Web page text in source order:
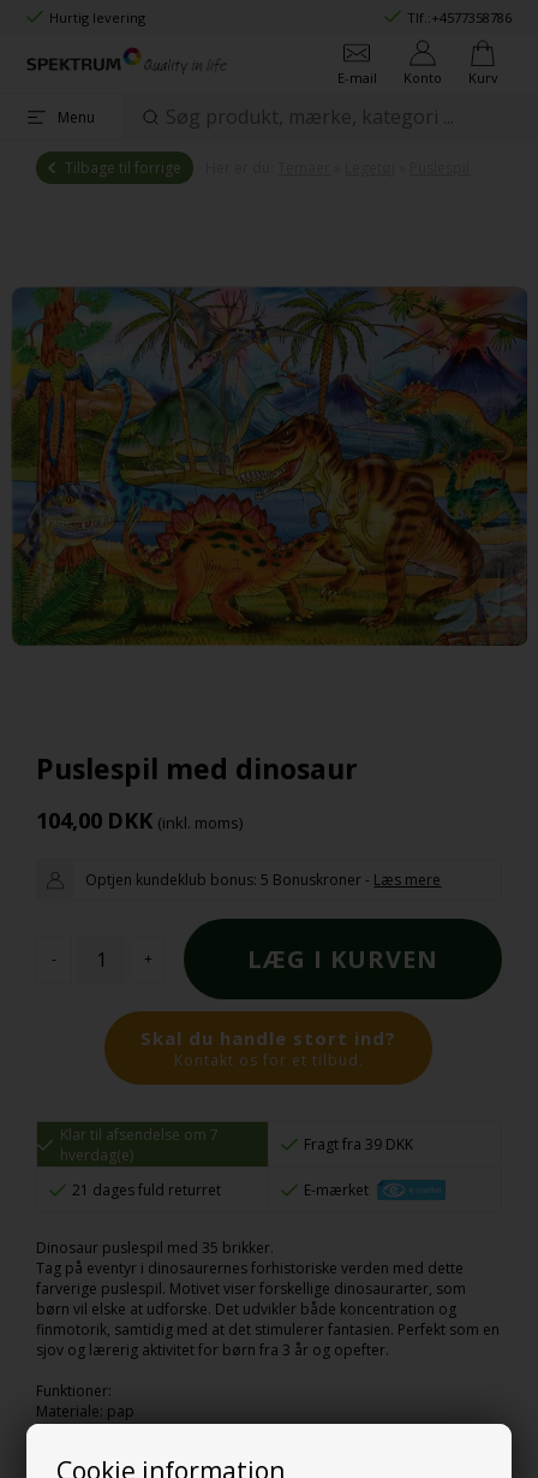
Cookie information
Hurtig levering Tlf.:+4577358786
E-mail Konto Kurv
Menu
Tilbage til forrige
Puslespil med dinosaur
104,00 DKK (inkl. moms)
Optjen kundeklub bonus: 5 Bonuskroner - Læs mere
- +
Skal du handle stort ind?
Kontakt os for et tilbud.
Klar til afsendelse om 7
hverdag(e)
Fragt fra 39 DKK
21 dages fuld returret E-mærket
Dinosaur puslespil med 35 brikker.
Tag på eventyr i dinosaurernes forhistoriske verden med dette
farverige puslespil. Motivet viser forskellige dinosaurarter, som
børn vil elske at udforske. Det udvikler både koncentration og
finmotorik, samtidig med at det stimulerer fantasien. Perfekt som en
sjov og lærerig aktivitet for børn fra 3 år og opefter.
Funktioner:
Materiale: pap